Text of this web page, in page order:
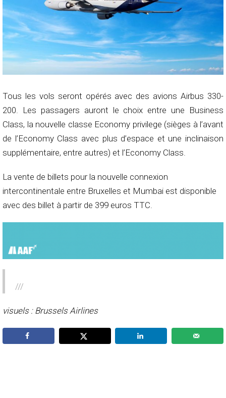
Tous les vols seront opérés avec des avions Airbus 330-
200. Les passagers auront le choix entre une Business
Class, la nouvelle classe Economy privilege (sièges à l’avant
de l’Economy Class avec plus d’espace et une inclinaison
supplémentaire, entre autres) et l’Economy Class.
La vente de billets pour la nouvelle connexion
intercontinentale entre Bruxelles et Mumbai est disponible
avec des billet à partir de 399 euros TTC.
///
visuels : Brussels Airlines